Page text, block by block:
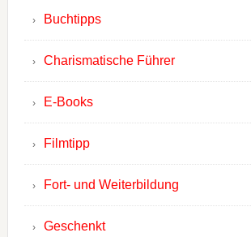
Buchtipps
Charismatische Führer
E-Books
Filmtipp
Fort- und Weiterbildung
Geschenkt